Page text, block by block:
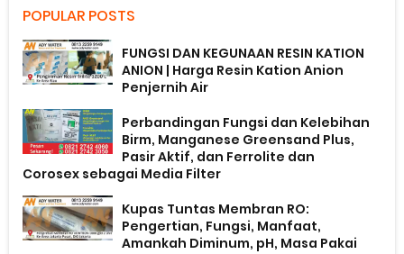
POPULAR POSTS
FUNGSI DAN KEGUNAAN RESIN KATION
ANION | Harga Resin Kation Anion
Penjernih Air
Perbandingan Fungsi dan Kelebihan
Birm, Manganese Greensand Plus,
Pasir Aktif, dan Ferrolite dan
Corosex sebagai Media Filter
Kupas Tuntas Membran RO:
Pengertian, Fungsi, Manfaat,
Amankah Diminum, pH, Masa Pakai